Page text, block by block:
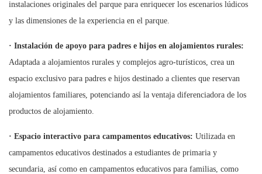
instalaciones originales del parque para enriquecer los escenarios lúdicos
y las dimensiones de la experiencia en el parque.
· Instalación de apoyo para padres e hijos en alojamientos rurales:
Adaptada a alojamientos rurales y complejos agro-turísticos, crea un
espacio exclusivo para padres e hijos destinado a clientes que reservan
alojamientos familiares, potenciando así la ventaja diferenciadora de los
productos de alojamiento.
· Espacio interactivo para campamentos educativos: Utilizada en
campamentos educativos destinados a estudiantes de primaria y
secundaria, así como en campamentos educativos para familias, como